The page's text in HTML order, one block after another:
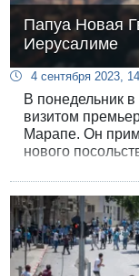
Папуа Новая
Иерусалиме
4 сентября 2023,
В понедельник
визитом
Марапе. Он
нового